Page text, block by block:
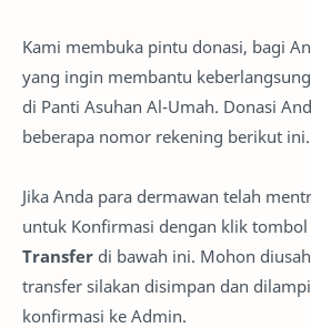
Kami membuka pintu donasi, bagi
yang ingin membantu
di Panti Asuhan Al-Umah. Donasi
beberapa nomor rekening berikut ini.
Jika Anda para dermawan telah
untuk Konfirmasi dengan klik tombol
Transfer di bawah ini. Mohon
transfer silakan disimpan dan
konfirmasi ke Admin.